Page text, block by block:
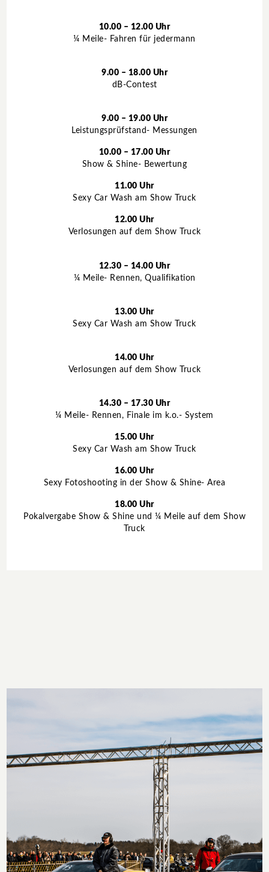
10.00 – 12.00 Uhr
¼ Meile- Fahren für jedermann
9.00 – 18.00 Uhr
dB-Contest
9.00 – 19.00 Uhr
Leistungsprüfstand- Messungen
10.00 – 17.00 Uhr
Show & Shine- Bewertung
11.00 Uhr
Sexy Car Wash am Show Truck
12.00 Uhr
Verlosungen auf dem Show Truck
12.30 – 14.00 Uhr
¼ Meile- Rennen, Qualifikation
13.00 Uhr
Sexy Car Wash am Show Truck
14.00 Uhr
Verlosungen auf dem Show Truck
14.30 – 17.30 Uhr
¼ Meile- Rennen, Finale im k.o.- System
15.00 Uhr
Sexy Car Wash am Show Truck
16.00 Uhr
Sexy Fotoshooting in der Show & Shine- Area
18.00 Uhr
Pokalvergabe Show & Shine und ¼ Meile auf dem Show
Truck